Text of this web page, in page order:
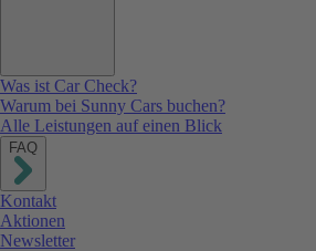
Was ist Car Check?
Warum bei Sunny Cars buchen?
Alle Leistungen auf einen Blick
FAQ
Kontakt
Aktionen
Newsletter